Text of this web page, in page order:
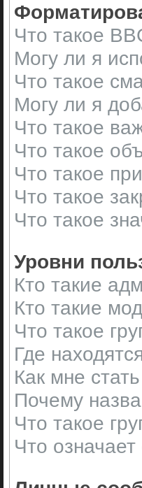
Что такое
Могу ли я
Что такое
Могу ли я
Что такое
Что такое
Что такое
Что такое
Что такое
Уровни
Кто такие
Кто такие
Что такое
Где
Как мне
Почему
Что такое
Что